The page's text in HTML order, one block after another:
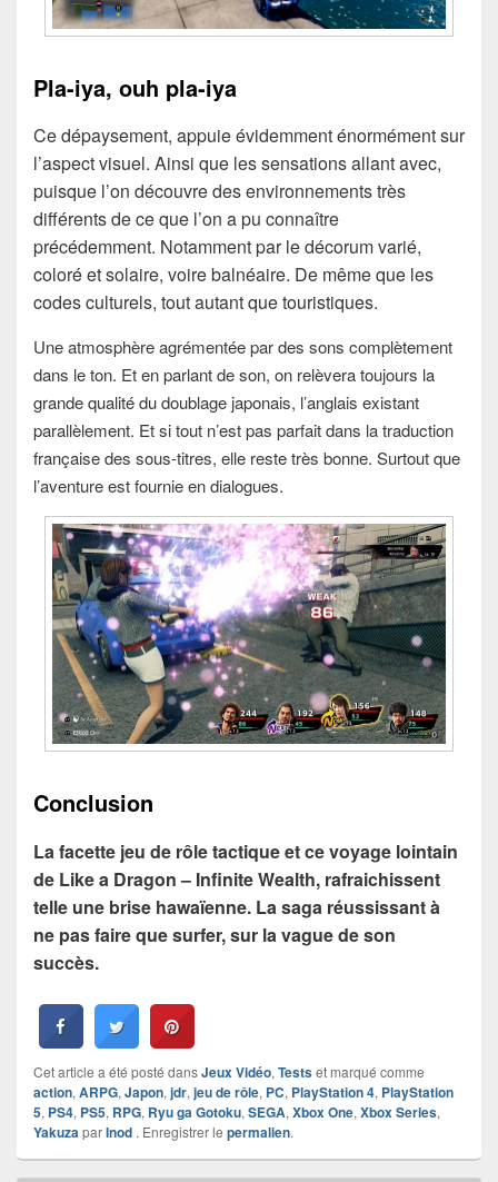
Pla-iya, ouh pla-iya
Ce dépaysement, appuie évidemment énormément sur
l’aspect visuel. Ainsi que les sensations allant avec,
puisque l’on découvre des environnements très
différents de ce que l’on a pu connaître
précédemment. Notamment par le décorum varié,
coloré et solaire, voire balnéaire. De même que les
codes culturels, tout autant que touristiques.
Une atmosphère agrémentée par des sons complètement
dans le ton. Et en parlant de son, on relèvera toujours la
grande qualité du doublage japonais, l’anglais existant
parallèlement. Et si tout n’est pas parfait dans la traduction
française des sous-titres, elle reste très bonne. Surtout que
l’aventure est fournie en dialogues.
Conclusion
La facette jeu de rôle tactique et ce voyage lointain
de Like a Dragon – Infinite Wealth, rafraichissent
telle une brise hawaïenne. La saga réussissant à
ne pas faire que surfer, sur la vague de son
succès.
Cet article a été posté dansJeux Vidéo, Testset marqué comme
action, ARPG, Japon, jdr, jeu de rôle, PC, PlayStation 4, PlayStation
5, PS4, PS5, RPG, Ryu ga Gotoku, SEGA, Xbox One, Xbox Series,
YakuzaparInod . Enregistrer le permalien.